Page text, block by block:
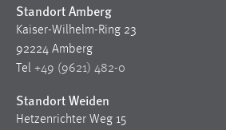
Standort Amberg
Kaiser-Wilhelm-Ring 23
92224 Amberg
Tel +49 (9621) 482-0
Standort Weiden
Hetzenrichter Weg 15
Jahre, MIBEW_UserID = 1 Jahr
Login
Name:
fe_user, be_user, be_lastLoginProvider